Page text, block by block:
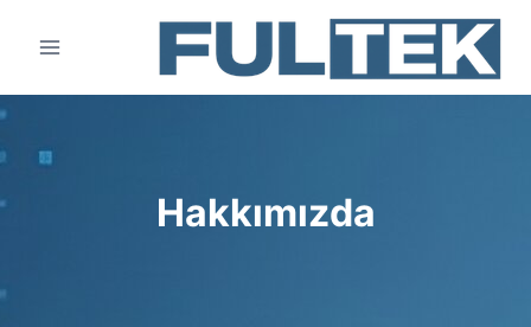
Skip
content
Hakkımızda